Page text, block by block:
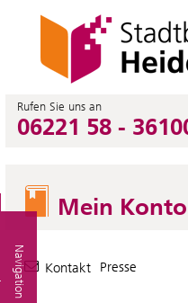
Rufen Sie uns an
06221 58 -
Mein Konto
Kontakt Presse
Navigation